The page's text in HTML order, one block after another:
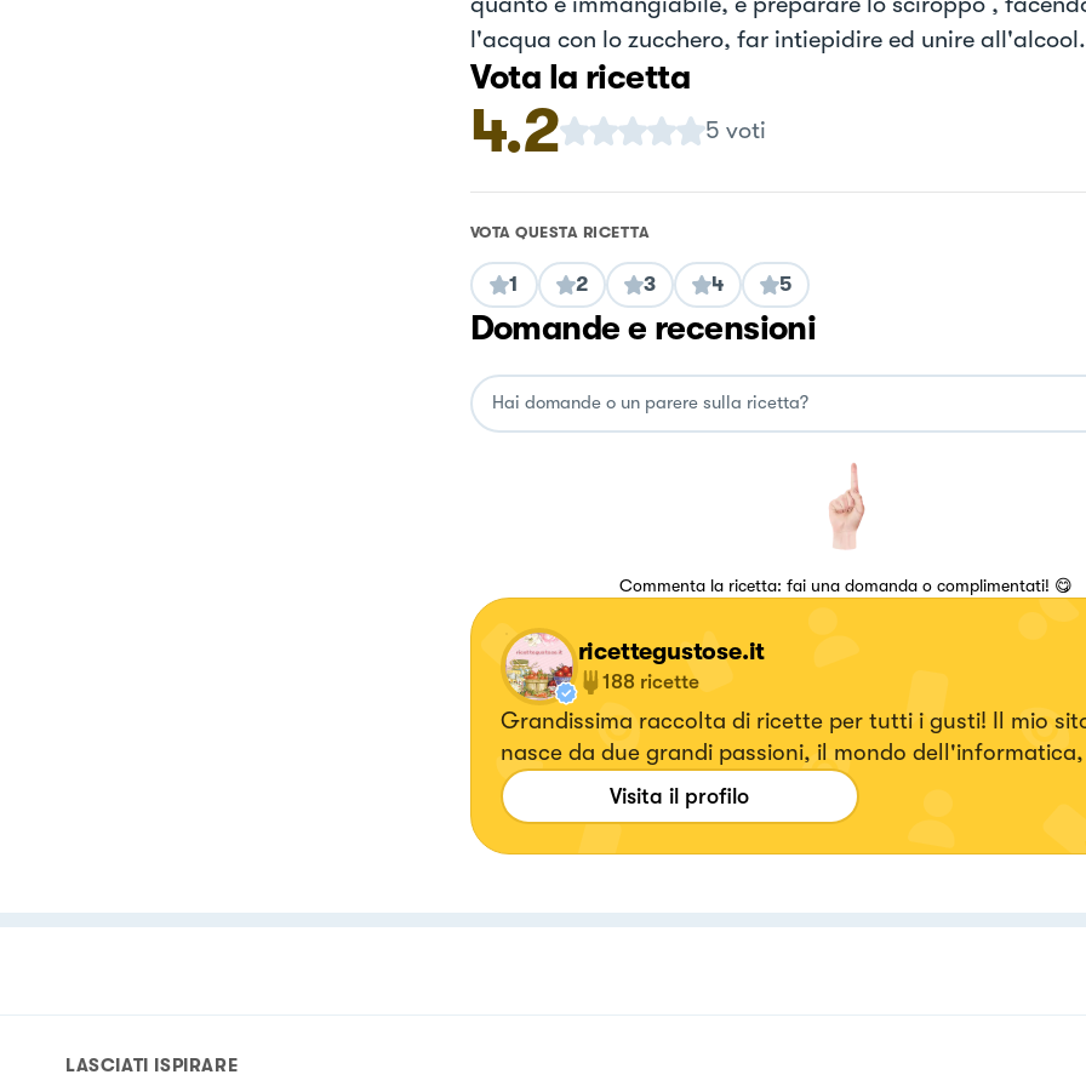
l'acqua con lo zucchero, far intiepidire ed unire all'alcool.
Vota la ricetta
4.2 5 voti
VOTA QUESTA RICETTA
1 2 3 4 5
Domande e recensioni
Commenta la ricetta: fai una domanda o complimentati! 😋
ricettegustose.it
188 ricette
Grandissima raccolta di ricette per tutti i gusti! Il mio
nasce da due grandi passioni, il mondo dell'informatica, che è
stato il mio lavoro per 30 anni e la passione per i fornelli.
Visita il profilo
LASCIATI ISPIRARE